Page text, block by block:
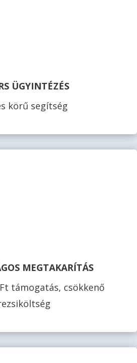
ÜGYINTÉZÉS
körű segítség
MEGTAKARÍTÁS
támogatás, csökkenő